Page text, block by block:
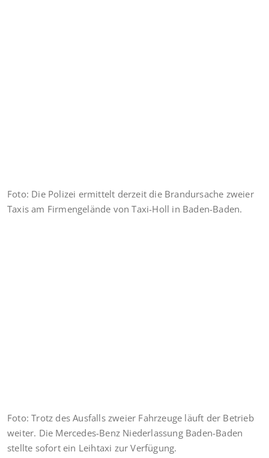
Foto: Die Polizei ermittelt derzeit die Brandursache zweier
Taxis am Firmengelände von Taxi-Holl in Baden-Baden.
Foto: Trotz des Ausfalls zweier Fahrzeuge läuft der Betrieb
weiter. Die Mercedes-Benz Niederlassung Baden-Baden
stellte sofort ein Leihtaxi zur Verfügung.